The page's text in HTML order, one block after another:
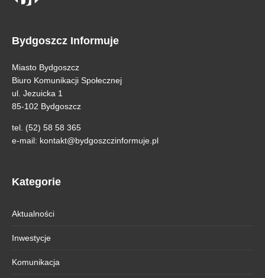
Bydgoszcz Informuje
Miasto Bydgoszcz
Biuro Komunikacji Społecznej
ul. Jezuicka 1
85-102 Bydgoszcz
tel. (52) 58 58 365
e-mail: kontakt@bydgoszczinformuje.pl
Kategorie
Aktualności
Inwestycje
Komunikacja